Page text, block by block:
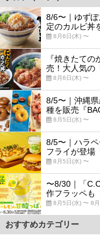
8/6〜｜ゆず
定のカルビ丼
8月6日(木) 〜
『焼きたて
売！大人気の
8月6日(木) 〜
8/5〜｜沖縄
種を販売『
8月5日(水) 〜
8/5〜｜ハラ
フライが登場
8月5日(水) 〜
〜8/30｜「
作フラッペも
8月5日(水) 〜 8
おすすめカテゴリー